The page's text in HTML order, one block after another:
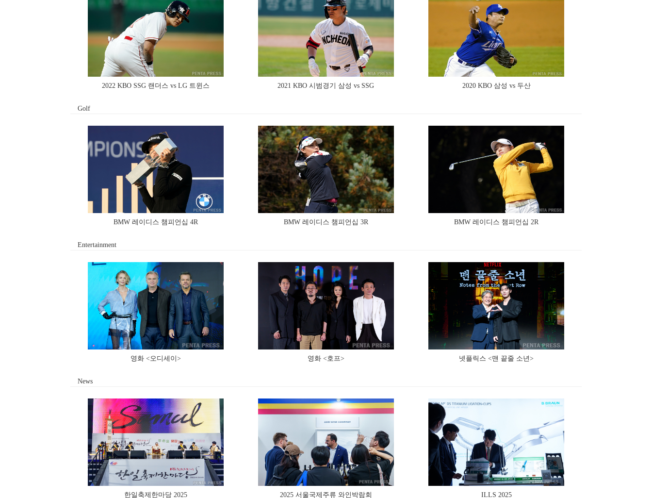
2022 KBO SSG 랜더스 vs LG 트윈스 2021 KBO 시범경기 삼성 vs SSG 2020 KBO 삼성 vs 두산
Golf
BMW 레이디스 챔피언십 4R BMW 레이디스 챔피언십 3R BMW 레이디스 챔피언십 2R
Entertainment
영화 <오디세이> 영화 <호프> 넷플릭스 <맨 끝줄 소년>
News
한일축제한마당 2025 2025 서울국제주류 와인박람회 ILLS 2025